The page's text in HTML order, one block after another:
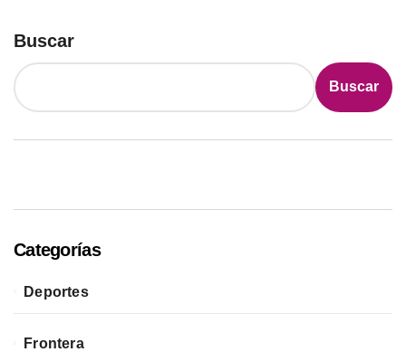
Buscar
Buscar
Categorías
Deportes
Frontera